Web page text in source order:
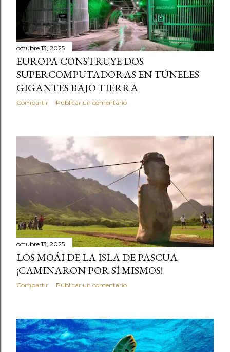
octubre 13, 2025
EUROPA CONSTRUYE DOS
SUPERCOMPUTADORAS EN TÚNELES
GIGANTES BAJO TIERRA
Compartir Publicar un comentario
octubre 13, 2025
LOS MOÁI DE LA ISLA DE PASCUA
¡CAMINARON POR SÍ MISMOS!
Compartir Publicar un comentario